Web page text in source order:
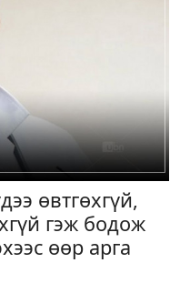
өвтгөхгүй,
гэж бодож
өөр арга